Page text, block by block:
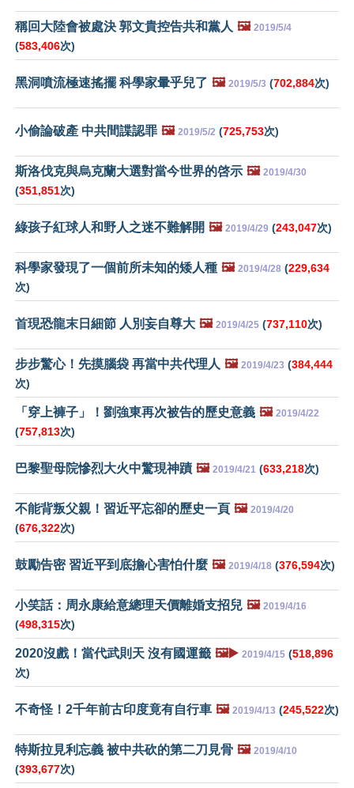
稱回大陸會被處決 郭文貴控告共和黨人 🖼️ 2019/5/4
(583,406次)
黑洞噴流極速搖擺 科學家暈乎兒了 🖼️ 2019/5/3 (702,884次)
小偷論破產 中共間諜認罪 🖼️ 2019/5/2 (725,753次)
斯洛伐克與烏克蘭大選對當今世界的啓示 🖼️ 2019/4/30
(351,851次)
綠孩子紅球人和野人之迷不難解開 🖼️ 2019/4/29 (243,047次)
科學家發現了一個前所未知的矮人種 🖼️ 2019/4/28 (229,634
次)
首現恐龍末日細節 人別妄自尊大 🖼️ 2019/4/25 (737,110次)
步步驚心！先摸腦袋 再當中共代理人 🖼️ 2019/4/23 (384,444
次)
「穿上褲子」！劉強東再次被告的歷史意義 🖼️ 2019/4/22
(757,813次)
巴黎聖母院慘烈大火中驚現神蹟 🖼️ 2019/4/21 (633,218次)
不能背叛父親！習近平忘卻的歷史一頁 🖼️ 2019/4/20
(676,322次)
鼓勵告密 習近平到底擔心害怕什麼 🖼️ 2019/4/18 (376,594次)
小笑話：周永康給意總理天價離婚支招兒 🖼️ 2019/4/16
(498,315次)
2020沒戲！當代武則天 沒有國運籤 🖼️▶️ 2019/4/15 (518,896
次)
不奇怪！2千年前古印度竟有自行車 🖼️ 2019/4/13 (245,522次)
特斯拉見利忘義 被中共砍的第二刀見骨 🖼️ 2019/4/10
(393,677次)